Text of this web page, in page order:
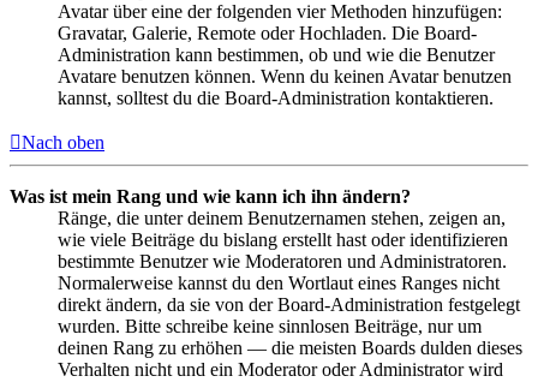
Avatar über eine der folgenden vier Methoden hinzufügen:
Gravatar, Galerie, Remote oder Hochladen. Die Board-
Administration kann bestimmen, ob und wie die Benutzer
Avatare benutzen können. Wenn du keinen Avatar benutzen
kannst, solltest du die Board-Administration kontaktieren.
Nach oben
Was ist mein Rang und wie kann ich ihn ändern?
Ränge, die unter deinem Benutzernamen stehen, zeigen an,
wie viele Beiträge du bislang erstellt hast oder identifizieren
bestimmte Benutzer wie Moderatoren und Administratoren.
Normalerweise kannst du den Wortlaut eines Ranges nicht
direkt ändern, da sie von der Board-Administration festgelegt
wurden. Bitte schreibe keine sinnlosen Beiträge, nur um
deinen Rang zu erhöhen — die meisten Boards dulden dieses
Verhalten nicht und ein Moderator oder Administrator wird